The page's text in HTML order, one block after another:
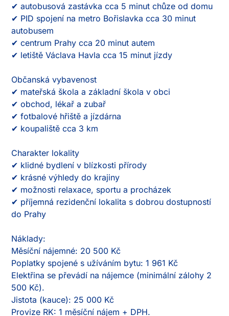
✔ autobusová zastávka cca 5 minut chůze od domu
✔ PID spojení na metro Bořislavka cca 30 minut
autobusem
✔ centrum Prahy cca 20 minut autem
✔ letiště Václava Havla cca 15 minut jízdy
Občanská vybavenost
✔ mateřská škola a základní škola v obci
✔ obchod, lékař a zubař
✔ fotbalové hřiště a jízdárna
✔ koupaliště cca 3 km
Charakter lokality
✔ klidné bydlení v blízkosti přírody
✔ krásné výhledy do krajiny
✔ možnosti relaxace, sportu a procházek
✔ příjemná rezidenční lokalita s dobrou dostupností
do Prahy
Náklady:
Měsíční nájemné: 20 500 Kč
Poplatky spojené s užíváním bytu: 1 961 Kč
Elektřina se převádí na nájemce (minimální zálohy 2
500 Kč).
Jistota (kauce): 25 000 Kč
Provize RK: 1 měsíční nájem + DPH.